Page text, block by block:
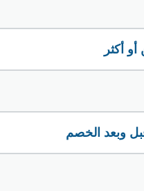
أكثر
وبعد الخصم